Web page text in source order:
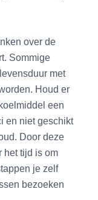
over de
Sommige
met
Houd er
een
en niet geschikt
Door deze
het tijd is om
je zelf
bezoeken